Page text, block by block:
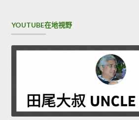
YOUTUBE在地視野